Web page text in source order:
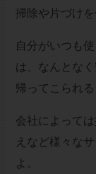
掃除や片づけを
自分がいつも
は、なんとな
帰ってこられ
会社によって
えなど様々な
よ。